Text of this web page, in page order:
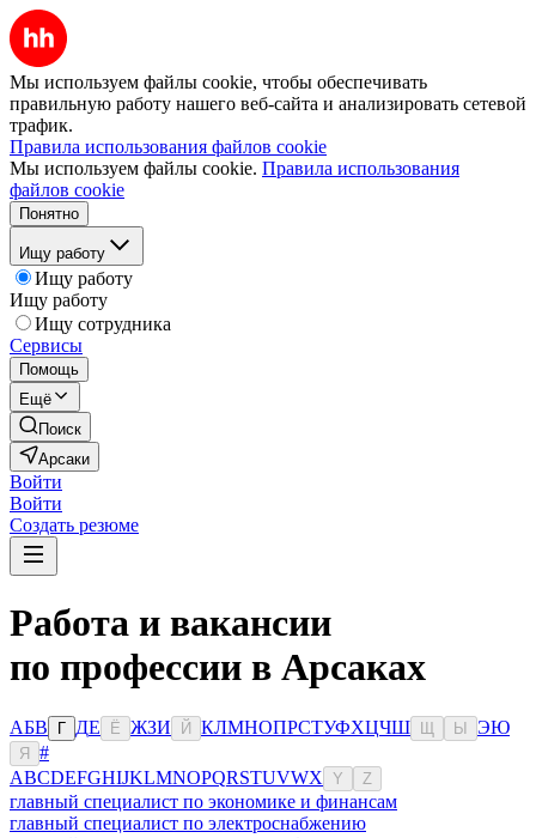
Мы используем файлы cookie, чтобы обеспечивать
правильную работу нашего веб-сайта и анализировать сетевой
трафик.
Правила использования файлов cookie
Мы используем файлы cookie. Правила использования
файлов cookie
Понятно
Ищу работу
Ищу работу
Ищу работу
Ищу сотрудника
Сервисы
Помощь
Ещё
Поиск
Арсаки
Войти
Войти
Создать резюме
Работа и вакансии
по профессии в Арсаках
АБВ Г ДЕ Ё ЖЗИ Й КЛМНОПРСТУФХЦЧШ Ы ЭЮ
Я
#
ABCDEFGHIJKLMNOPQRSTUVWX Y Z
главный специалист по экономике и финансам
главный специалист по электроснабжению